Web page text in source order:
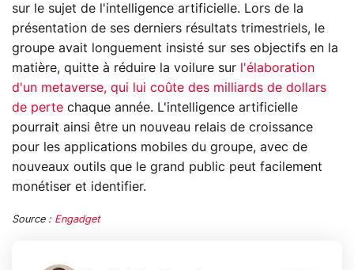
sur le sujet de l'intelligence artificielle. Lors de la
présentation de ses derniers résultats trimestriels, le
groupe avait longuement insisté sur ses objectifs en la
matière, quitte à réduire la voilure sur
l'élaboration
d'un metaverse, qui lui coûte des milliards de dollars
de perte chaque année. L'intelligence artificielle
pourrait ainsi être un nouveau relais de croissance
pour les applications mobiles du groupe, avec de
nouveaux outils que le grand public peut facilement
monétiser et identifier.
Source : Engadget